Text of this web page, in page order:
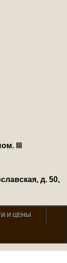
III
д. 50,
И ЦЕНЫ